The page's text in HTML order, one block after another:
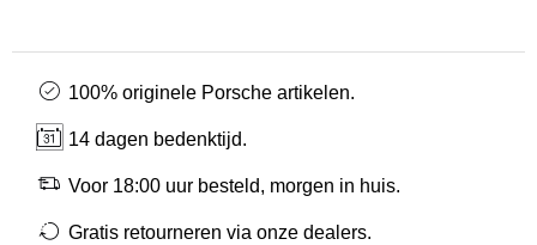
100% originele Porsche artikelen.
14 dagen bedenktijd.
Voor 18:00 uur besteld, morgen in huis.
Gratis retourneren via onze dealers.